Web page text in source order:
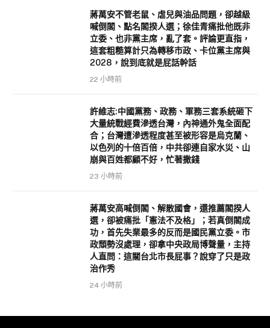
蔣萬安不管老鼠、虐兒與油品問題，卻越級
喊倒閣、點名閣揆人選；徐佳青痛批他既非
立委、也非黨主席，亂了套。評論更直指，
這套粗糙算計只為轉移市政、卡位黨主席與
2028，說到底就是屁話幹話
22 小時前
許維志:中國黨務、政務、軍務三套系統砸下
大量統戰經費滲透台灣，內神通外鬼全面配
合；台灣遭滲透程度甚至被形容是烏克蘭、
以色列的十倍百倍，中共卻連自家水災、山
崩與百姓都顧不好，忙著撒錢
23 小時前
蔣萬安高喊倒閣、解散國會，還推薦閣揆人
選，卻被痛批「憲法不及格」；若真倒閣成
功，首先失業最多的反而是國民黨立委。市
政頹勢沒處理，卻拿中央政局博聲量，主持
人直問：這關台北市長屁事？說穿了只是政
治作秀
24 小時前